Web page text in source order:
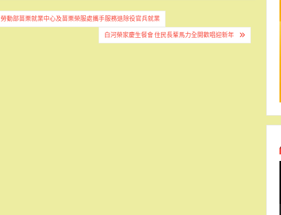
勞動部苗栗就業中心及苗栗榮服處攜手服務退除役官兵就業
白河榮家慶生餐會 住民長輩馬力全開歡唱迎新年